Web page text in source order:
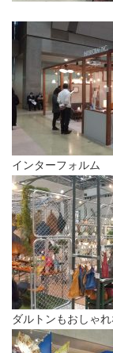
インターフォルム
ダルトンもおしゃ